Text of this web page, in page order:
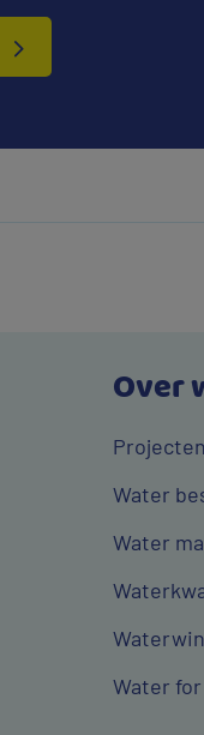
Over
Projecten
Water
Water
Water